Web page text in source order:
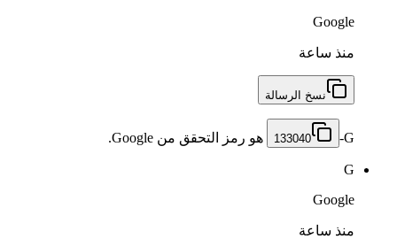
Google
منذ ساعة
نسخ الرسالة
133040 هو رمز التحقق من Google.
G
Google
منذ ساعة